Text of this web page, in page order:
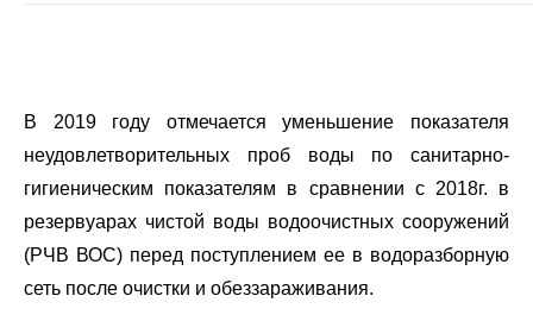
В 2019 году отмечается уменьшение показателя
неудовлетворительных проб воды по санитарно-
гигиеническим показателям в сравнении с 2018г. в
резервуарах чистой воды водоочистных сооружений
(РЧВ ВОС) перед поступлением ее в водоразборную
сеть после очистки и обеззараживания.